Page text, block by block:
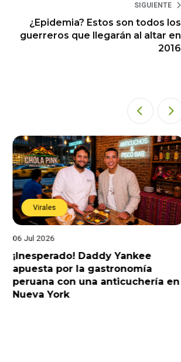
SIGUIENTE
¿Epidemia? Estos son todos los
guerreros que llegarán al altar en
2016
Virales
06 Jul 2026
¡Inesperado! Daddy Yankee
apuesta por la gastronomía
peruana con una anticuchería en
Nueva York